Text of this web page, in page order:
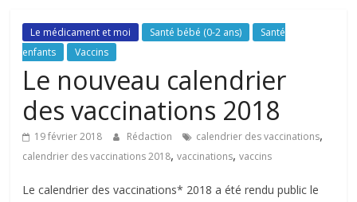
de
toute
famille
Le médicament et moi Santé bébé (0-2 ans)
Santé
enfants
Vaccins
Le nouveau calendrier
des vaccinations 2018
19 février 2018 Rédaction calendrier des vaccinations,
calendrier des vaccinations 2018,vaccinations,vaccins
Le calendrier des vaccinations* 2018 a été rendu public le